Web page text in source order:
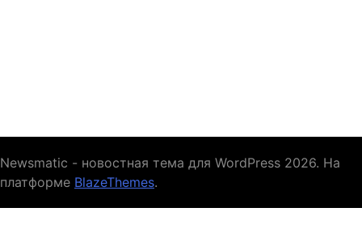
Newsmatic - новостная тема для WordPress 2026. На
платформе BlazeThemes.